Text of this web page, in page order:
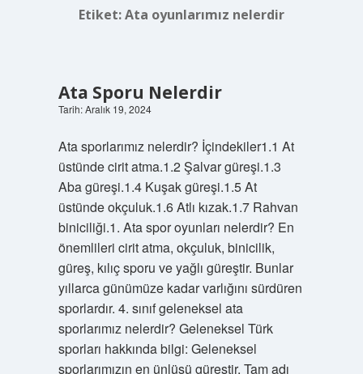
Etiket:Ata oyunlarımız nelerdir
Ata Sporu Nelerdir
Tarih: Aralık 19, 2024
Ata sporlarımız nelerdir? İçindekiler1.1 At
üstünde cirit atma.1.2 Şalvar güreşi.1.3
Aba güreşi.1.4 Kuşak güreşi.1.5 At
üstünde okçuluk.1.6 Atlı kızak.1.7 Rahvan
biniciliği.1. Ata spor oyunları nelerdir? En
önemlileri cirit atma, okçuluk, binicilik,
güreş, kılıç sporu ve yağlı güreştir. Bunlar
yıllarca günümüze kadar varlığını sürdüren
sporlardır. 4. sınıf geleneksel ata
sporlarımız nelerdir? Geleneksel Türk
sporları hakkında bilgi: Geleneksel
sporlarımızın en ünlüsü güreştir. Tam adı